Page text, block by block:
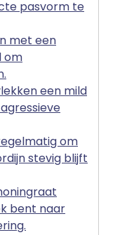
pasvorm te
met een
om
een mild
om
stevig blijft
bent naar